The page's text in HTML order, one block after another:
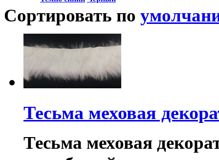
Сортировать по
Тесьма меховая
Тесьма меховая